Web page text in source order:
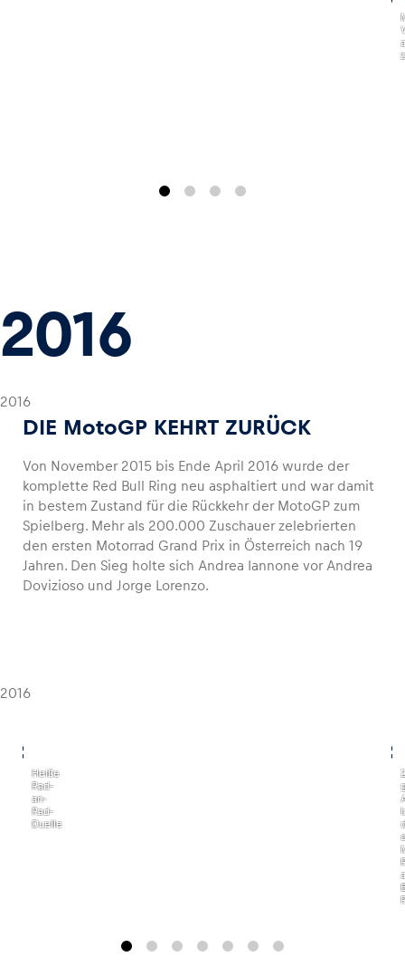
,
2016
2016
DIE MotoGP KEHRT ZURÜCK
Von November 2015 bis Ende April 2016 wurde der
komplette Red Bull Ring neu asphaltiert und war damit
in bestem Zustand für die Rückkehr der MotoGP zum
Spielberg. Mehr als 200.000 Zuschauer zelebrierten
den ersten Motorrad Grand Prix in Österreich nach 19
Jahren. Den Sieg holte sich Andrea Iannone vor Andrea
Dovizioso und Jorge Lorenzo.
2016
,Heiße
Rad-
an-
Rad-
Duelle
,